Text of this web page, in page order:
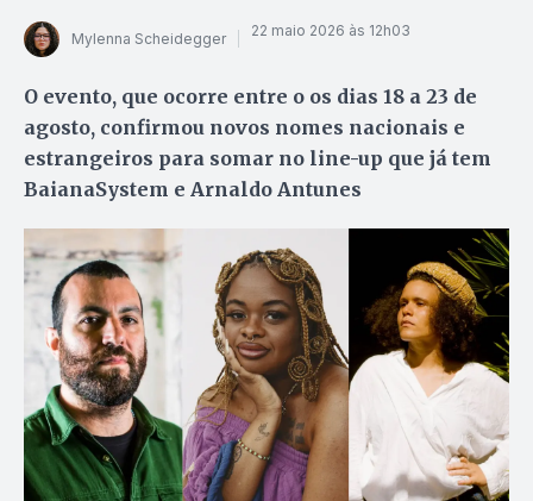
Mylenna Scheidegger 22 maio 2026 às 12h03
O evento, que ocorre entre o os dias 18 a 23 de
agosto, confirmou novos nomes nacionais e
estrangeiros para somar no line-up que já tem
BaianaSystem e Arnaldo Antunes